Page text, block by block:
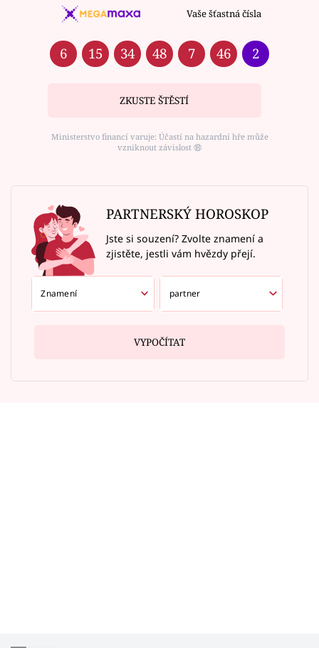
Vaše šťastná čísla
6 15 34 48 7 46 2
ZKUSTE ŠTĚSTÍ
Ministerstvo financí varuje: Účastí na hazardní hře může
vzniknout závislost ⑱
PARTNERSKÝ HOROSKOP
Jste si souzení? Zvolte znamení a
zjistěte, jestli vám hvězdy přejí.
VYPOČÍTAT